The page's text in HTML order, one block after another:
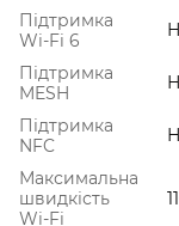
Підтримка
Wi-Fi 6
Підтримка
MESH
Підтримка
NFC
Максимальна
швидкість
Wi-Fi